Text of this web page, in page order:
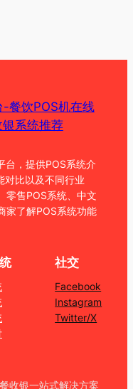
-餐饮POS机在线
系统推荐
台，提供POS系统介
对比以及不同行业
零售POS系统、中文
家了解POS系统功能
社交
Facebook
Instagram
Twitter/X
收银一站式解决方案